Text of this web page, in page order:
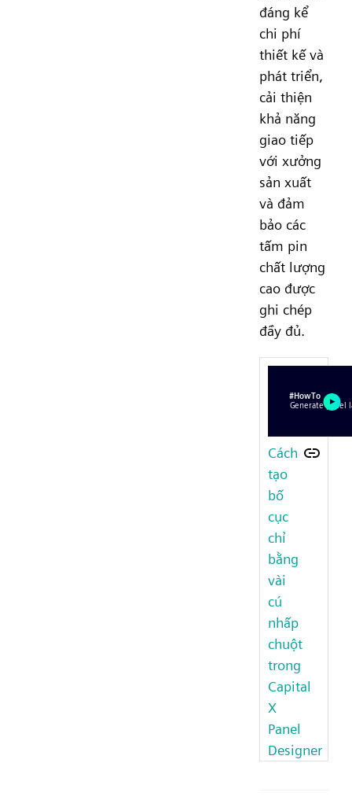
đáng kể
chi phí
thiết kế và
phát triển,
cải thiện
khả năng
giao tiếp
với xưởng
sản xuất
và đảm
bảo các
tấm pin
chất lượng
cao được
ghi chép
đầy đủ.
Cách
tạo
bố
cục
chỉ
bằng
vài
cú
nhấp
chuột
trong
Capital
X
Panel
Designer